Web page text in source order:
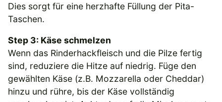
Dies sorgt für eine herzhafte Füllung der Pita-
Taschen.
Step 3: Käse schmelzen
Wenn das Rinderhackfleisch und die Pilze fertig
sind, reduziere die Hitze auf niedrig. Füge den
gewählten Käse (z.B. Mozzarella oder Cheddar)
hinzu und rühre, bis der Käse vollständig